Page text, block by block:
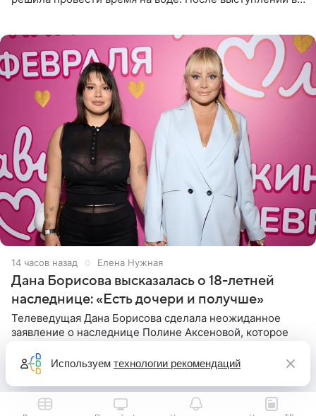
14 часов назад Елена Нужная
Дана Борисова высказалась о 18-летней
наследнице: «Есть дочери и получше»
Телеведущая Дана Борисова сделала неожиданное
заявление о наследнице Полине Аксеновой, которое
летняя знаменитость откровенно призналась, что не
считает свою дочь
Используем технологии рекомендаций